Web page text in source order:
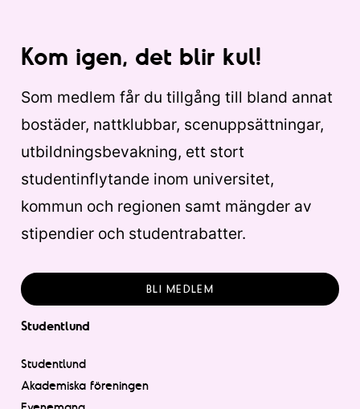
Kom igen, det blir kul!
Som medlem får du tillgång till bland annat
bostäder, nattklubbar, scenuppsättningar,
utbildningsbevakning, ett stort
studentinflytande inom universitet,
kommun och regionen samt mängder av
stipendier och studentrabatter.
BLI MEDLEM
Studentlund
Studentlund
Akademiska föreningen